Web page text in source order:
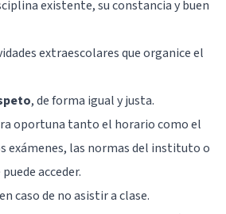
existente, su constancia y buen
extraescolares que organice el
, de forma igual y justa.
oportuna tanto el horario como el
exámenes, las normas del instituto o
acceder.
caso de no asistir a clase.